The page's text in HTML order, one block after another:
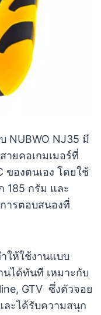
NUBWO NJ35 มี
ยคอเกมเมอร์ที่
ของตนเอง โดยใช้
185 กรัม และ
ารตอบสนองที่
ให้ใช้งานแบบ
นได้ทันที เหมาะกับ
GTV ซึ่งตัวจอย
ละได้รับความสนุก